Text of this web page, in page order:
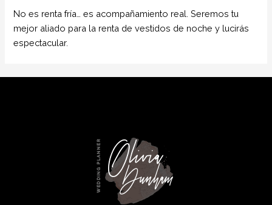
No es renta fría… es acompañamiento real. Seremos tu
mejor aliado para la renta de vestidos de noche y lucirás
espectacular.